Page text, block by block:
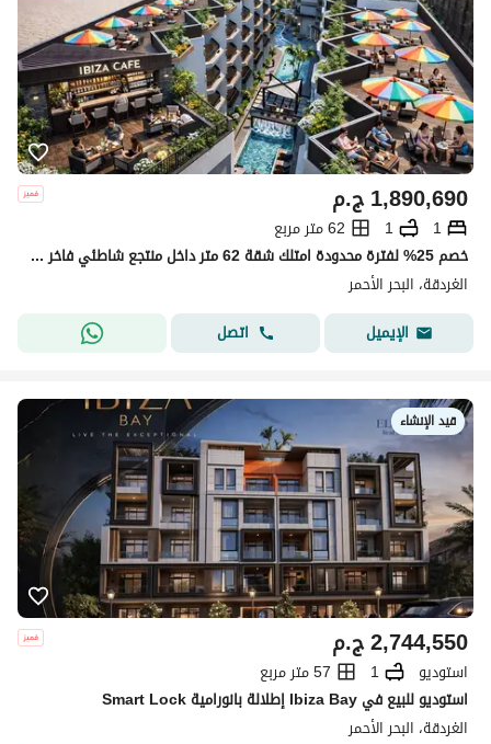
ج.م1,890,690
1
1
62 متر مربع
خصم 25% لفترة محدودة امتلك شقة 62 متر داخل منتجع شاطئي فاخر في الغردقة
الغردقة، البحر الأحمر
الإيميل
اتصل
قيد الإنشاء
ج.م2,744,550
استوديو 1
57 متر مربع
استوديو للبيع في Ibiza Bay إطلالة بانورامية Smart Lock
الغردقة، البحر الأحمر